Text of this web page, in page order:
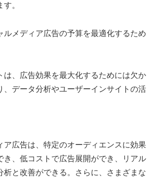
。
ルメディア広告の予算を最適化するため
は、広告効果を最大化するためには欠か
、データ分析やユーザーインサイトの活
ア広告は、特定のオーディエンスに効果
き、低コストで広告展開ができ、リアル
析と改善ができる。さらに、さまざまな